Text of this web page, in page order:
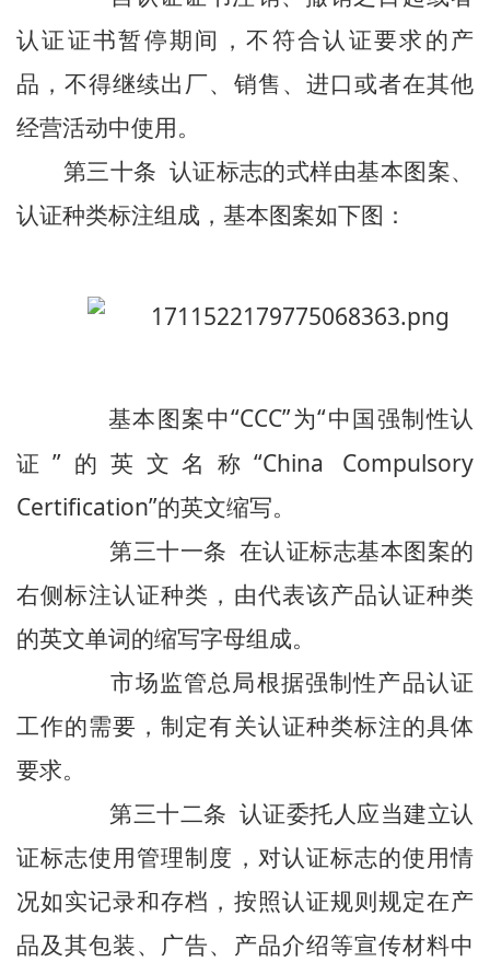
认证证书暂停期间，不符合认证要求的产
品，不得继续出厂、销售、进口或者在其他
经营活动中使用。
第三十条 认证标志的式样由基本图案、
认证种类标注组成，基本图案如下图：
基本图案中“CCC”为“中国强制性认
证”的英文名称“China Compulsory
Certification”的英文缩写。
第三十一条 在认证标志基本图案的
右侧标注认证种类，由代表该产品认证种类
的英文单词的缩写字母组成。
市场监管总局根据强制性产品认证
工作的需要，制定有关认证种类标注的具体
要求。
第三十二条 认证委托人应当建立认
证标志使用管理制度，对认证标志的使用情
况如实记录和存档，按照认证规则规定在产
品及其包装、广告、产品介绍等宣传材料中